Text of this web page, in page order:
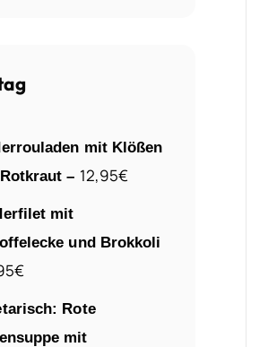
mit Klößen
– 12,95€
mit
und Brokkoli
Rote
mit